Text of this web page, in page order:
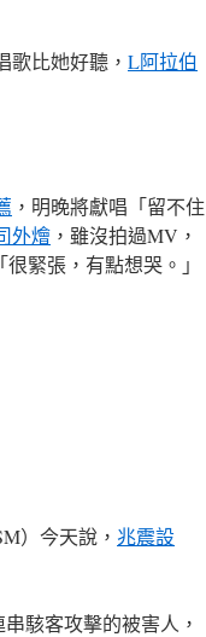
歌比她好聽， L阿拉伯
，明晚將獻唱「留不住
外燴 ，雖沒拍過MV，
緊張，有點想哭。」
）今天說， 兆震設
駭客攻擊的被害人，